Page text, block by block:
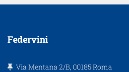
Federvini
Via Mentana 2/B, 00185 Roma